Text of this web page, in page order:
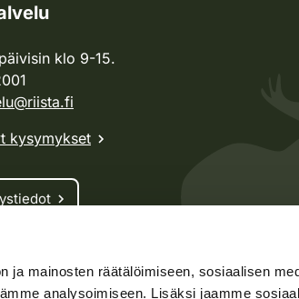
ja mainosten räätälöimiseen, sosiaalisen
analysoimiseen. Lisäksi jaamme
klo 9-15.
kysymykset
asiat